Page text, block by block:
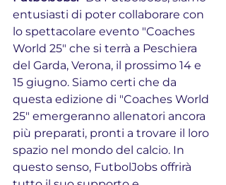
entusiasti di poter collaborare con
lo spettacolare evento "Coaches
World 25" che si terrà a Peschiera
del Garda, Verona, il prossimo 14 e
15 giugno. Siamo certi che da
questa edizione di "Coaches World
25" emergeranno allenatori ancora
più preparati, pronti a trovare il loro
spazio nel mondo del calcio. In
questo senso, FutbolJobs offrirà